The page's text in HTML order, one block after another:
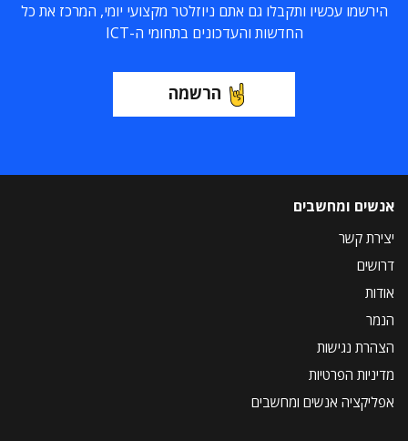
הירשמו עכשיו ותקבלו גם אתם ניוזלטר מקצועי יומי, המרכז את כל
החדשות והעדכונים בתחומי ה-ICT
הרשמה
אנשים ומחשבים
יצירת קשר
דרושים
אודות
הנמר
הצהרת נגישות
מדיניות הפרטיות
אפליקציה אנשים ומחשבים